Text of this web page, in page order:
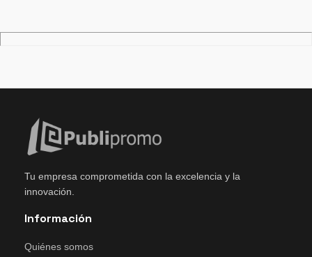
Tu empresa comprometida con la excelencia y la
innovación.
Información
Quiénes somos